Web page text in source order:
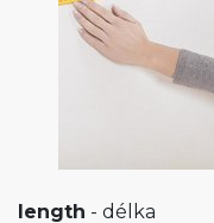
length - délka